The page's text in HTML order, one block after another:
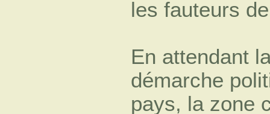
les fauteurs
En attendant
démarche
pays, la zone